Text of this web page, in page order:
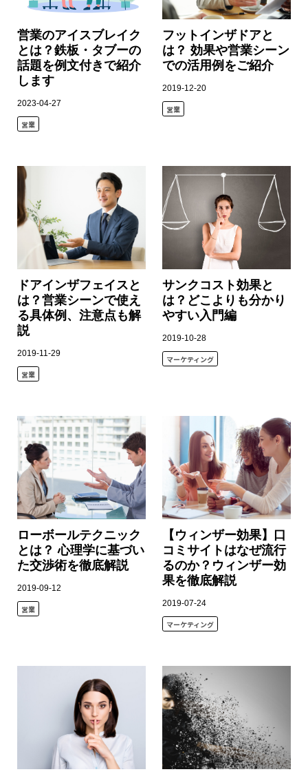
営業のアイスブレイク
とは？鉄板・タブーの
話題を例文付きで紹介
します
2023-04-27
営業
フットインザドアと
は？ 効果や営業シーン
での活用例をご紹介
2019-12-20
営業
ドアインザフェイスと
は？営業シーンで使え
る具体例、注意点も解
説
2019-11-29
営業
サンクコスト効果と
は？どこよりも分かり
やすい入門編
2019-10-28
マーケティング
ローボールテクニック
とは？ 心理学に基づい
た交渉術を徹底解説
2019-09-12
営業
【ウィンザー効果】口
コミサイトはなぜ流行
るのか？ウィンザー効
果を徹底解説
2019-07-24
マーケティング